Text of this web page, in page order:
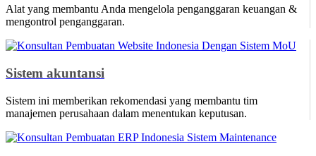
Alat yang membantu Anda mengelola penganggaran keuangan &
mengontrol penganggaran.
Sistem akuntansi
Sistem ini memberikan rekomendasi yang membantu tim
manajemen perusahaan dalam menentukan keputusan.